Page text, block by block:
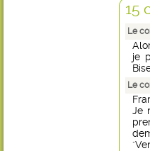
15
Le
je
Le
Je